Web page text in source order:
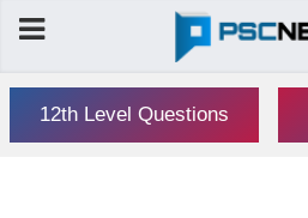
12th Level Questions